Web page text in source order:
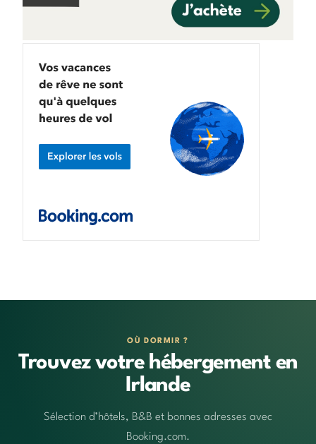
OÙ DORMIR ?
Trouvez votre hébergement en
Irlande
Sélection d’hôtels, B&B et bonnes adresses avec
Booking.com.